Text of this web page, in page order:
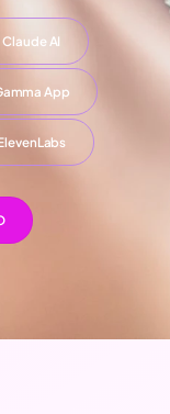
Claude AI
App